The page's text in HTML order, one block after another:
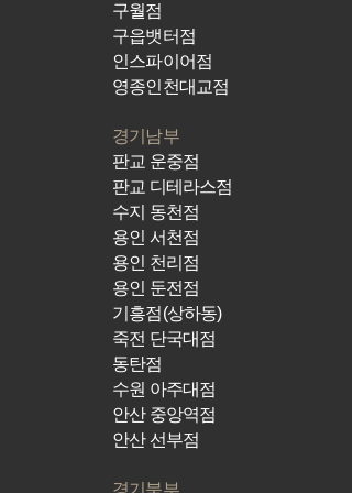
구월점
구읍뱃터점
인스파이어점
영종인천대교점
경기남부
​판교 운중점
판교 디테라스점
수지 동천점
용인 서천점
용인 천리점
용인 둔전점
기흥점(상하동)
죽전 단국대점
동탄점
수원 아주대점
안산 중앙역점
안산 선부점
경기북부